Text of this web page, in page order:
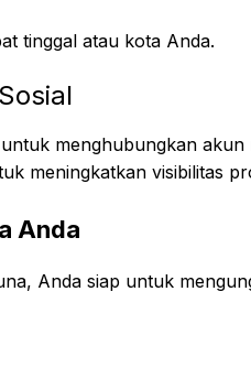
tinggal atau kota Anda.
menghubungkan akun
meningkatkan visibilitas
Anda
Anda siap untuk